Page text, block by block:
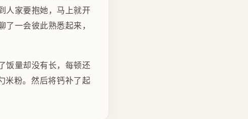
人家要抱她，马上就开
一会彼此熟悉起来，
饭量却没有长，每顿还
米粉。然后将钙补了起